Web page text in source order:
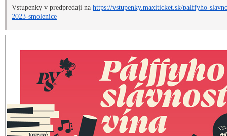
Vstupenky v predpredaji na https://vstupenky.maxiticket.sk/palffyho-
2023-smolenice